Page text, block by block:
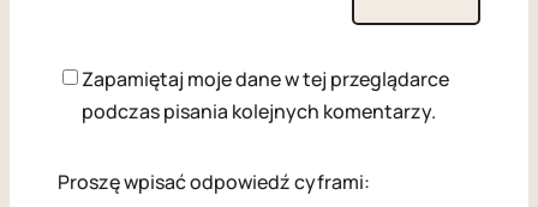
Zapamiętaj moje dane w tej przeglądarce
podczas pisania kolejnych komentarzy.
Proszę wpisać odpowiedź cyframi: